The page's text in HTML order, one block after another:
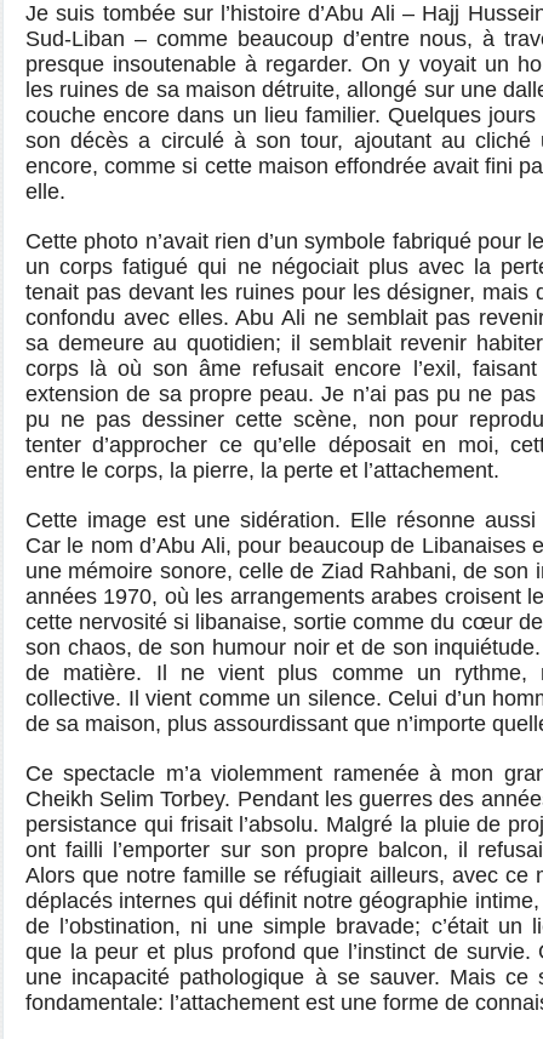
Je suis tombée sur l’histoire d’Abu Ali – Hajj
Sud-Liban – comme beaucoup d’entre nous, à
presque insoutenable à regarder. On y voyait un
les ruines de sa maison détruite, allongé sur une
couche encore dans un lieu familier. Quelques
son décès a circulé à son tour, ajoutant au cliché
encore, comme si cette maison effondrée avait fini
elle.
Cette photo n’avait rien d’un symbole fabriqué pour
un corps fatigué qui ne négociait plus avec la
tenait pas devant les ruines pour les désigner, mais
confondu avec elles. Abu Ali ne semblait pas
sa demeure au quotidien; il semblait revenir
corps là où son âme refusait encore l’exil,
extension de sa propre peau. Je n’ai pas pu ne pas
pu ne pas dessiner cette scène, non pour
tenter d’approcher ce qu’elle déposait en moi,
entre le corps, la pierre, la perte et l’attachement.
Cette image est une sidération. Elle résonne
Car le nom d’Abu Ali, pour beaucoup de Libanaises
une mémoire sonore, celle de Ziad Rahbani, de son
années 1970, où les arrangements arabes croisent
cette nervosité si libanaise, sortie comme du cœur
son chaos, de son humour noir et de son
de matière. Il ne vient plus comme un rythme,
collective. Il vient comme un silence. Celui d’un
de sa maison, plus assourdissant que n’importe
Ce spectacle m’a violemment ramenée à mon
Cheikh Selim Torbey. Pendant les guerres des
persistance qui frisait l’absolu. Malgré la pluie de
ont failli l’emporter sur son propre balcon, il
Alors que notre famille se réfugiait ailleurs, avec ce
déplacés internes qui définit notre géographie
de l’obstination, ni une simple bravade; c’était un
que la peur et plus profond que l’instinct de
une incapacité pathologique à se sauver. Mais ce
fondamentale: l’attachement est une forme de